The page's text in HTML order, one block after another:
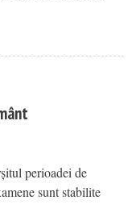
perioadei de
sunt stabilite